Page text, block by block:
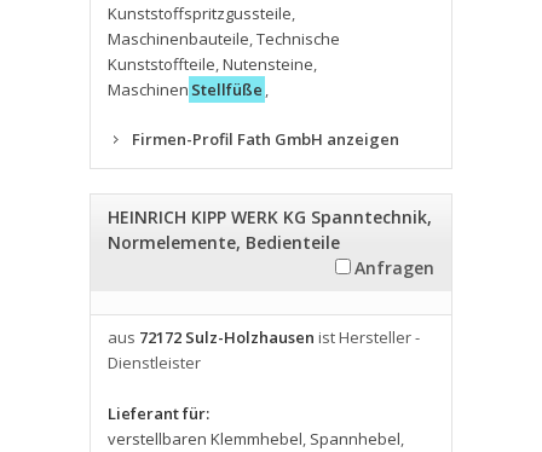
Kunststoffspritzgussteile,
Maschinenbauteile,Technische
Kunststoffteile,Nutensteine,
Maschinen Stellfüße ,
Firmen-Profil Fath GmbH anzeigen
HEINRICH KIPP WERK KG Spanntechnik,
Normelemente, Bedienteile
Anfragen
aus 72172 Sulz-Holzhausen ist Hersteller -
Dienstleister
Lieferant für:
verstellbaren Klemmhebel, Spannhebel,